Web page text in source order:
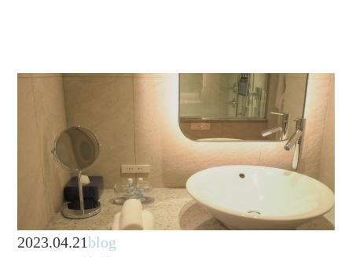
2023.04.21blog